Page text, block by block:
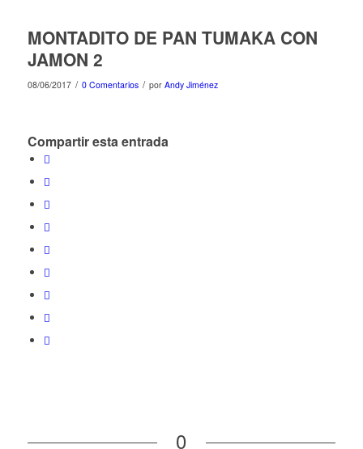
MONTADITO DE PAN TUMAKA CON
JAMON 2
08/06/2017 / 0 Comentarios / por Andy Jiménez
Compartir esta entrada
0